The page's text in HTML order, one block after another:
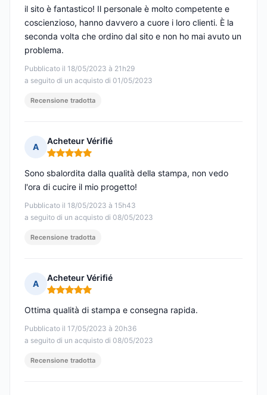
Pubblicato il 18/05/2023 à 21h29
a seguito di un acquisto di 01/05/2023
il sito è fantastico! Il personale è molto competente e
coscienzioso, hanno davvero a cuore i loro clienti. È la
seconda volta che ordino dal sito e non ho mai avuto un
problema.
Recensione tradotta
A
Acheteur Vérifié
Nota: 5 su 5
Pubblicato il 18/05/2023 à 15h43
a seguito di un acquisto di 08/05/2023
Sono sbalordita dalla qualità della stampa, non vedo
l'ora di cucire il mio progetto!
Recensione tradotta
A
Acheteur Vérifié
Nota: 5 su 5
Pubblicato il 17/05/2023 à 20h36
a seguito di un acquisto di 08/05/2023
Ottima qualità di stampa e consegna rapida.
Recensione tradotta